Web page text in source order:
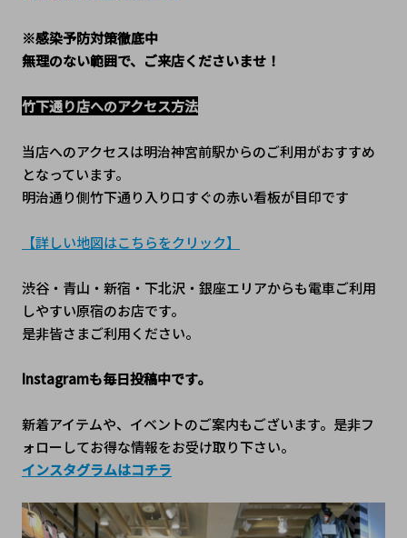
※感染予防対策徹底中
無理のない範囲で、ご来店くださいませ！
竹下通り店へのアクセス方法
当店へのアクセスは明治神宮前駅からのご利用がおすすめ
となっています。
明治通り側竹下通り入り口すぐの赤い看板が目印です
【詳しい地図はこちらをクリック】
渋谷・青山・新宿・下北沢・銀座エリアからも電車ご利用
しやすい原宿のお店です。
是非皆さまご利用ください。
Instagramも毎日投稿中です。
新着アイテムや、イベントのご案内もございます。是非フ
ォローしてお得な情報をお受け取り下さい。
インスタグラムはコチラ